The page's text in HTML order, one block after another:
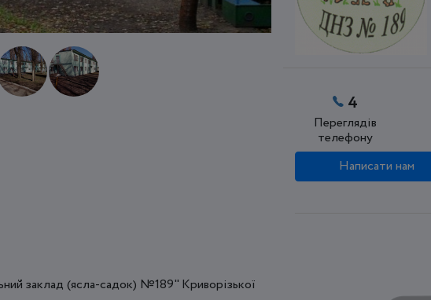
4
Переглядів
телефону
Написати нам
заклад (ясла-садок) №189" Криворізької